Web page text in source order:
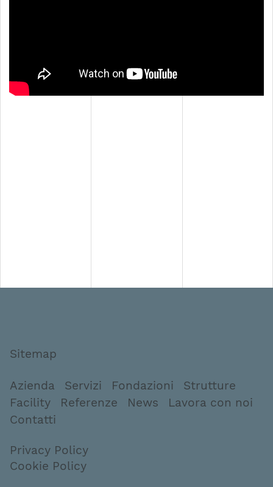
Sitemap
Azienda Servizi Fondazioni
Strutture
Facility
Referenze News
Lavora con noi
Contatti
Privacy Policy
Cookie Policy